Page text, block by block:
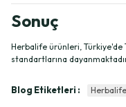
Sonuç
Herbalife ürünleri, Türkiye'de
standartlarına
Blog Etiketleri :